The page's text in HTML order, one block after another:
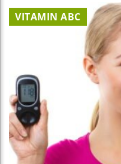
VITAMIN ABC